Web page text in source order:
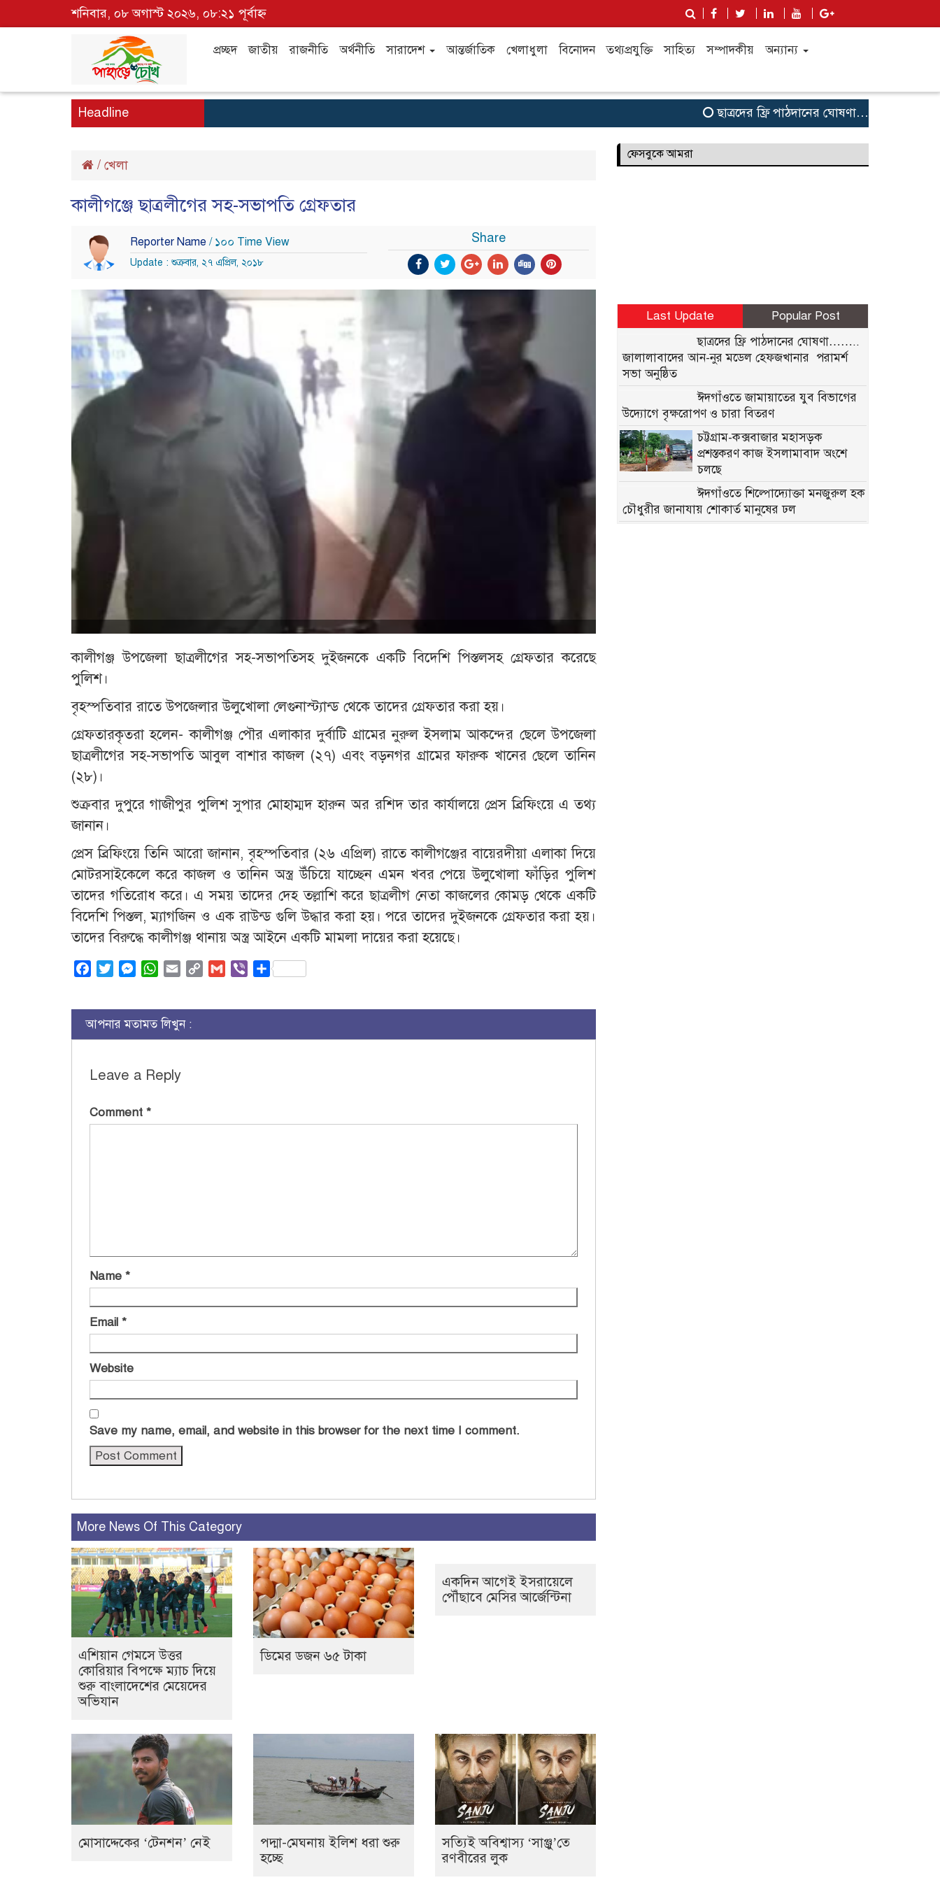
শনিবার, ০৮ অগাস্ট ২০২৬, ০৮:২১ পূর্বাহ্ন
প্রচ্ছদ জাতীয় রাজনীতি অর্থনীতি সারাদেশ আন্তর্জাতিক খেলাধুলা বিনোদন তথ্যপ্রযুক্তি সাহিত্য সম্পাদকীয় অন্যান্য
Headline ছাত্রদের ফ্রি পাঠদানের ঘোষণা……..
/ খেলা
কালীগঞ্জে ছাত্রলীগের সহ-সভাপতি গ্রেফতার
Reporter Name / ১০০ Time View
Update : শুক্রবার, ২৭ এপ্রিল, ২০১৮
Share
কালীগঞ্জ উপজেলা ছাত্রলীগের সহ-সভাপতিসহ দুইজনকে একটি বিদেশি পিস্তলসহ গ্রেফতার করেছে
পুলিশ।
বৃহস্পতিবার রাতে উপজেলার উলুখোলা লেগুনাস্ট্যান্ড থেকে তাদের গ্রেফতার করা হয়।
গ্রেফতারকৃতরা হলেন- কালীগঞ্জ পৌর এলাকার দুর্বাটি গ্রামের নুরুল ইসলাম আকন্দের ছেলে উপজেলা
ছাত্রলীগের সহ-সভাপতি আবুল বাশার কাজল (২৭) এবং বড়নগর গ্রামের ফারুক খানের ছেলে তানিন
(২৮)।
শুক্রবার দুপুরে গাজীপুর পুলিশ সুপার মোহাম্মদ হারুন অর রশিদ তার কার্যালয়ে প্রেস ব্রিফিংয়ে এ তথ্য
জানান।
প্রেস ব্রিফিংয়ে তিনি আরো জানান, বৃহস্পতিবার (২৬ এপ্রিল) রাতে কালীগঞ্জের বায়েরদীয়া এলাকা দিয়ে
মোটরসাইকেলে করে কাজল ও তানিন অস্ত্র উঁচিয়ে যাচ্ছেন এমন খবর পেয়ে উলুখোলা ফাঁড়ির পুলিশ
তাদের গতিরোধ করে। এ সময় তাদের দেহ তল্লাশি করে ছাত্রলীগ নেতা কাজলের কোমড় থেকে একটি
বিদেশি পিস্তল, ম্যাগজিন ও এক রাউন্ড গুলি উদ্ধার করা হয়। পরে তাদের দুইজনকে গ্রেফতার করা হয়।
তাদের বিরুদ্ধে কালীগঞ্জ থানায় অস্ত্র আইনে একটি মামলা দায়ের করা হয়েছে।
FacebookTwitterMessenger
WhatsApp
Email
Copy
Gmail ViberShare
আপনার মতামত লিখুন :
Leave a Reply
Comment *
Name *
Email *
Website
Save my name, email, and website in this browser for the next time I comment.
More News Of This Category
এশিয়ান গেমসে উত্তর
কোরিয়ার বিপক্ষে ম্যাচ দিয়ে
শুরু বাংলাদেশের মেয়েদের
অভিযান
ডিমের ডজন ৬৫ টাকা
একদিন আগেই ইসরায়েলে
পৌঁছাবে মেসির আর্জেন্টিনা
মোসাদ্দেকের ‘টেনশন’ নেই
পদ্মা-মেঘনায় ইলিশ ধরা শুরু
হচ্ছে
সত্যিই অবিশ্বাস্য ‘সাঞ্জু’তে
রণবীরের লুক
ফেসবুকে আমরা
Last Update
Popular Post
ছাত্রদের ফ্রি পাঠদানের ঘোষণা……..
জালালাবাদের আন-নুর মডেল হেফজখানার পরামর্শ
সভা অনুষ্ঠিত
ঈদগাঁওতে জামায়াতের যুব বিভাগের
উদ্যোগে বৃক্ষরোপণ ও চারা বিতরণ
চট্টগ্রাম-কক্সবাজার মহাসড়ক
প্রশস্তকরণ কাজ ইসলামাবাদ অংশে
চলছে
ঈদগাঁওতে শিল্পোদ্যোক্তা মনজুরুল হক
চৌধুরীর জানাযায় শোকার্ত মানুষের ঢল